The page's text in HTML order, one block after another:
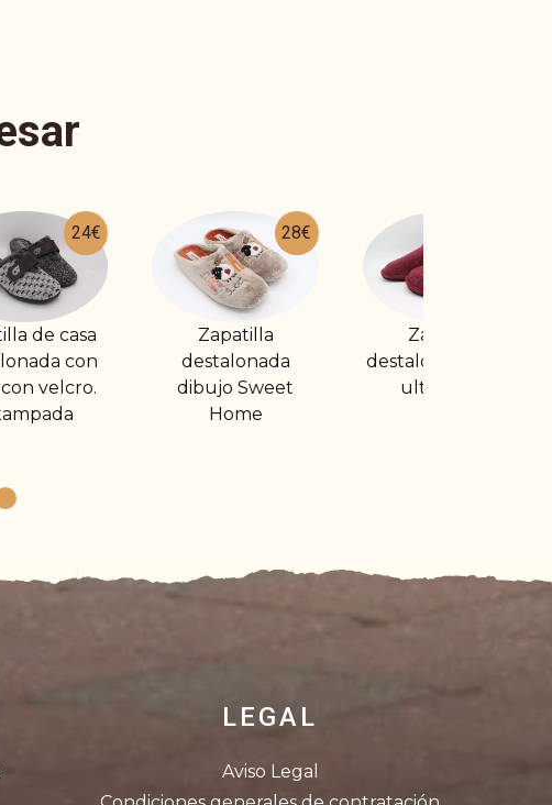
28€
Sweet
Home
27€
Zapatilla
destalonada suela
ultraligera
Zapatilla de casa
destalonada con
borrego
LEGAL
Aviso Legal